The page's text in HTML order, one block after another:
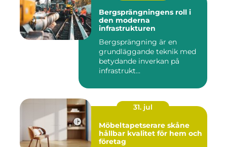
Bergsprängningens roll i
den moderna
infrastrukturen
Bergsprängning är en
grundläggande teknik med
betydande inverkan på
infrastrukt...
31. jul
Möbeltapetserare skåne
hållbar kvalitet för hem och
företag